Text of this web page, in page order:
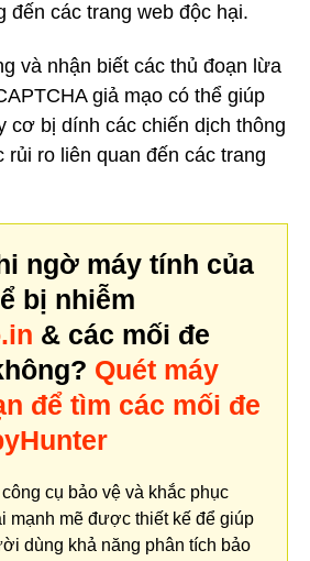
đến các trang web độc hại.
và nhận biết các thủ đoạn lừa
giả mạo có thể giúp
cơ bị dính các chiến dịch thông
rủi ro liên quan đến các trang
ngờ máy tính của
bị nhiễm
& các mối đe
Quét máy
để tìm các mối đe
cụ bảo vệ và khắc phục
mạnh mẽ được thiết kế để giúp
dùng khả năng phân tích bảo